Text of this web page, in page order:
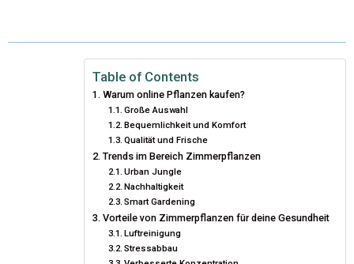
W E
O
O
K
T
E
R
E
S
K
N
I
Table of Contents
Warum online Pflanzen kaufen?
Große Auswahl
Bequemlichkeit und Komfort
Qualität und Frische
Trends im Bereich Zimmerpflanzen
Urban Jungle
Nachhaltigkeit
Smart Gardening
Vorteile von Zimmerpflanzen für deine Gesundheit
Luftreinigung
Stressabbau